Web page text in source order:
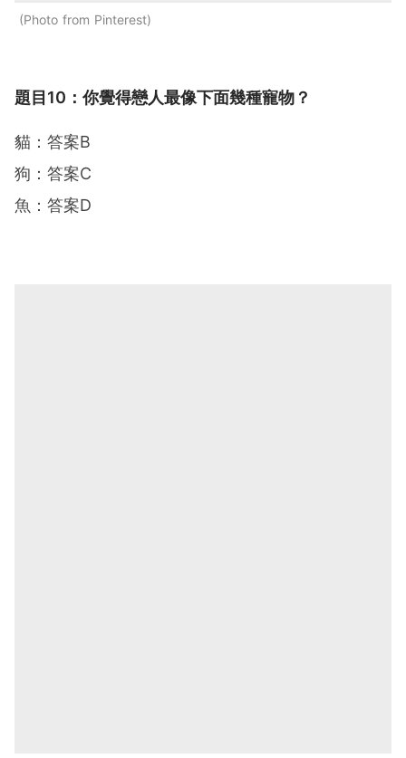
Photo from Pinterest
題目10：你覺得戀人最像下面幾種寵物？
貓：答案B
狗：答案C
魚：答案D